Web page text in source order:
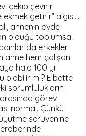
çekip çevirir
getirir” algısı...
annenin evde
olduğu toplumsal
da erkekler
anne hem çalışan
hala 100 yıl
olabilir mi? Elbette
sorumlulukların
görev
normal. Çünkü
serüvenine